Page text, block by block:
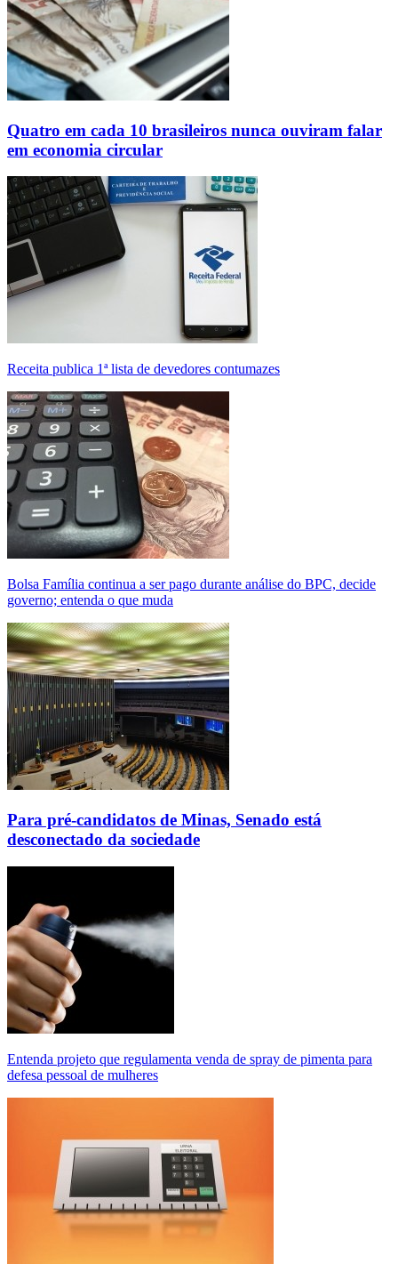
Quatro em cada 10 brasileiros nunca ouviram falar
em economia circular
Receita publica 1ª lista de devedores contumazes
Bolsa Família continua a ser pago durante análise do BPC, decide
governo; entenda o que muda
Para pré-candidatos de Minas, Senado está
desconectado da sociedade
Entenda projeto que regulamenta venda de spray de pimenta para
defesa pessoal de mulheres